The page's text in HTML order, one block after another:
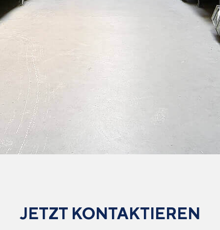
JETZT KONTAKTIEREN